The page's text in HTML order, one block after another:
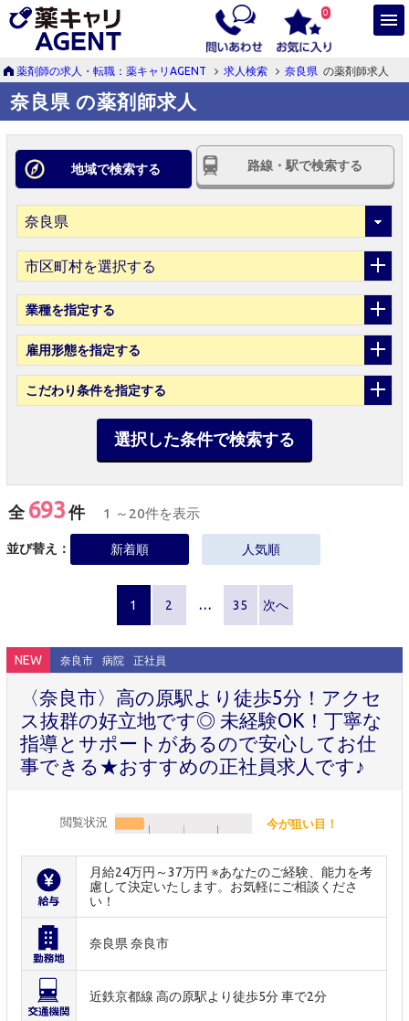
0
薬剤師の求人・転職：薬キャリAGENT 求人検索 奈良県 の薬剤師求人
奈良県 の薬剤師求人
地域で検索する 路線・駅で検索する
市区町村を選択する
業種を指定する
雇用形態を指定する
こだわり条件を指定する
選択した条件で検索する
全 693 件 1 ～20件を表示
並び替え： 新着順 人気順
1 2 … 35 次へ
NEW 奈良市 病院 正社員
〈奈良市〉高の原駅より徒歩5分！アクセ
ス抜群の好立地です◎ 未経験OK！丁寧な
指導とサポートがあるので安心してお仕
事できる★おすすめの正社員求人です♪
閲覧状況 今が狙い目！
月給24万円～37万円 ※あなたのご経験、能力を考
慮して決定いたします。お気軽にご相談くださ
い！
奈良県 奈良市
近鉄京都線 高の原駅より徒歩5分 車で2分